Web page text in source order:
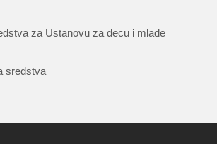
za Ustanovu za decu i mlade
sredstva